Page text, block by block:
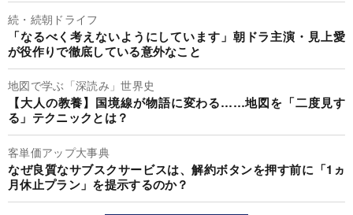
続・続朝ドライフ
「なるべく考えないようにしています」朝ドラ主演・見上愛
が役作りで徹底している意外なこと
地図で学ぶ「深読み」世界史
【大人の教養】国境線が物語に変わる……地図を「二度見す
る」テクニックとは？
客単価アップ大事典
なぜ良質なサブスクサービスは、解約ボタンを押す前に「1ヵ
月休止プラン」を提示するのか？